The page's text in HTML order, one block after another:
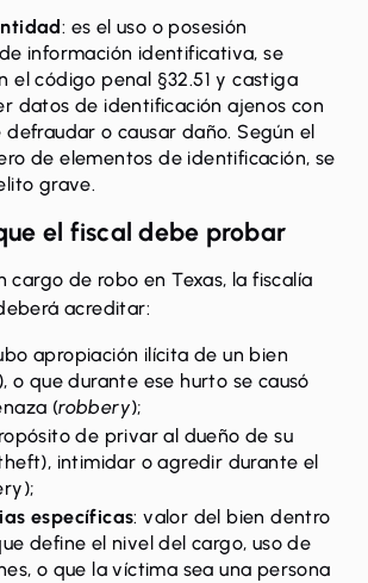
: es el uso o posesión
información identificativa, se
elcódigo penal §32.51 y castiga
datos de identificación ajenos con
o causar daño. Según el
de elementos de identificación, se
grave.
el fiscal debe probar
cargo de robo en Texas, la fiscalía
acreditar:
apropiación ilícita de un bien
), o que durante ese hurto se causó
(robbery);
de privar al dueño de su
intimidar o agredir durante el
específicas: valor del bien dentro
define el nivel del cargo, uso de
o que la víctima sea una persona